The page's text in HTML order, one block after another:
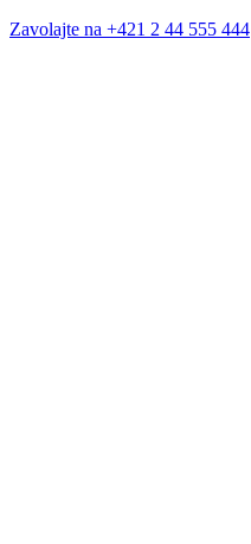
Zavolajte na +421 2 44 555 444